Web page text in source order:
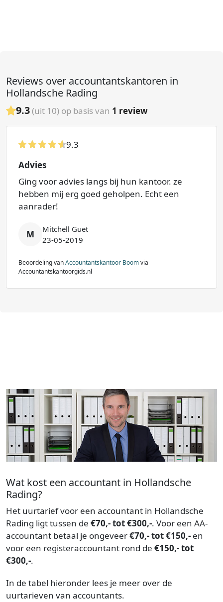
Reviews over accountantskantoren in
Hollandsche Rading
9.3(uit 10) op basis van 1 review
9.3
Advies
Ging voor advies langs bij hun kantoor. ze
hebben mij erg goed geholpen. Echt een
aanrader!
M
Mitchell Guet
23-05-2019
Beoordeling vanAccountantskantoor Boomvia
Accountantskantoorgids.nl
Wat kost een accountant in Hollandsche
Rading?
Het uurtarief voor een accountant in Hollandsche
Rading ligt tussen de €70,- tot €300,-. Voor een AA-
accountant betaal je ongeveer€70,- tot €150,- en
voor een registeraccountant rond de €150,- tot
€300,-.
In de tabel hieronder lees je meer over de
uurtarieven van accountants.